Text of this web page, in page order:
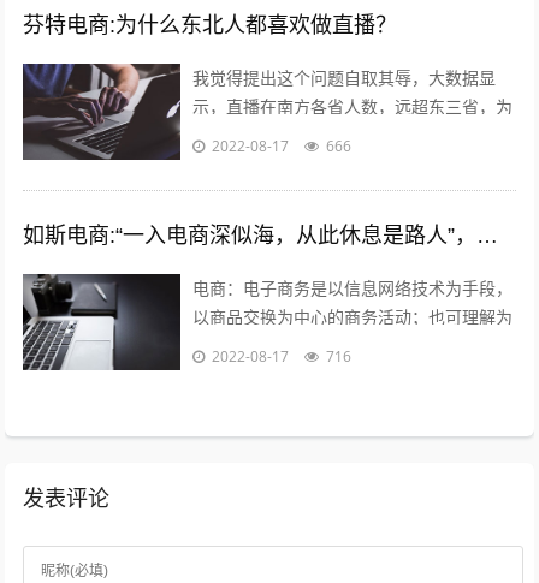
芬特电商:为什么东北人都喜欢做直播？
我觉得提出这个问题自取其辱，大数据显
示，直播在南方各省人数，远超东三省，为
什么感觉东北人直播多，就是分辩能力太
了...
2022-08-17 666
如斯电商:“一入电商深似海，从此休息是路人”，怎么理解这句话？
电商：电子商务是以信息网络技术为手段，
以商品交换为中心的商务活动；也可理解为
在互联网（Internet）、企业内部网
2022-08-17 716
发表评论